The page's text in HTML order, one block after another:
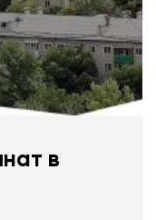
в